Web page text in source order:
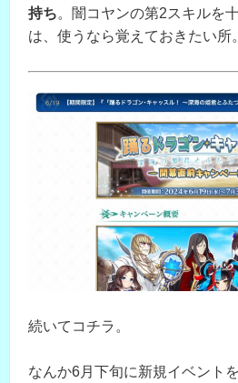
持ち。闇コヤンの第2スキルを
は、使うなら覚えておきたい所。
続いてコチラ。
なんか6月下旬に新規イベント